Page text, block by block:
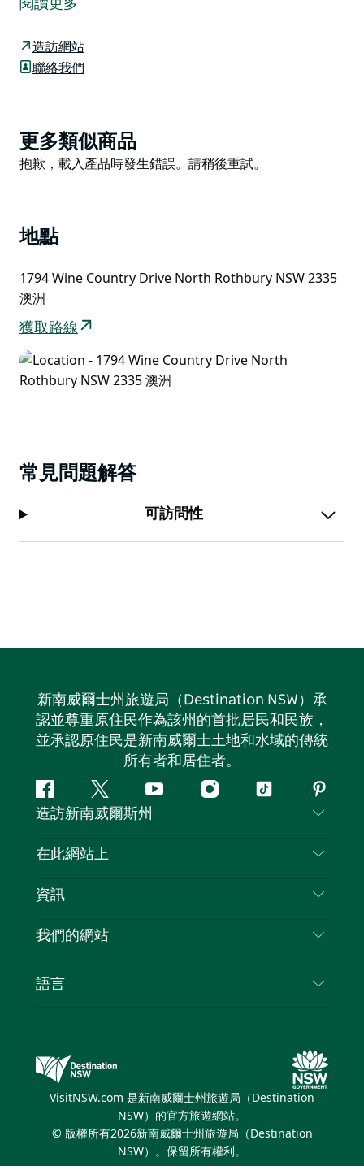
進行一些不拴繩的運動。有很多空間可供所有家庭成員使
用。當地咖啡店背靠公園，這對所有當地人和遊客來說都
是完美的一天。
閱讀更多
造訪網站
聯絡我們
Product
List
更多類似商品
Product
抱歉，載入產品時發生錯誤。請稍後重試。
地點
1794 Wine Country Drive North Rothbury NSW 2335
澳洲
獲取路線
常見問題解答
可訪問性
新南威爾士州旅遊局（Destination NSW）承
認並尊重原住民作為該州的首批居民和民族，
並承認原住民是新南威爾士土地和水域的傳統
所有者和居住者。
Facebook嘰
嘰
喳
Youtube Instagram
抖
造訪新南威爾斯州
聯絡我們
隱私
Cookie 通知
在此網站上
目的地
新南威爾士州公路旅行
活動
資訊
旅行資訊
新南威爾士州的商業
我們的網站
新南威爾士州旅遊局（Destination NSW）媒體中
繽紛雪梨燈光音樂節
語言
VisitNSW.com 是新南威爾士州旅遊局（Destination
NSW）的官方旅遊網站。
© 版權所有2026新南威爾士州旅遊局（Destination
NSW）。保留所有權利。